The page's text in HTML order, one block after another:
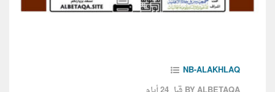
NB-ALAKHLAQ